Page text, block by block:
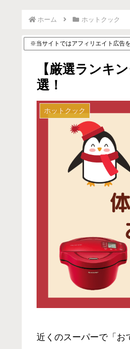
ホーム ホットクック
※当サイトではアフィリエイト広告
【厳選ランキ
選！
ホットクック
近くのスーパーで「お